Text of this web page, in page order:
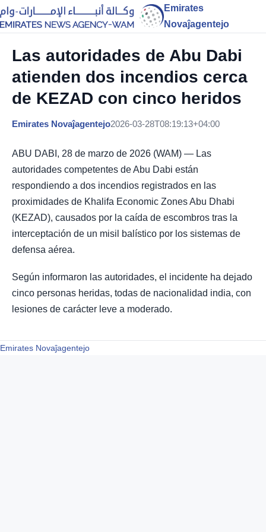
Emirates
Novaĵagentejo
Las autoridades de Abu Dabi
atienden dos incendios cerca
de KEZAD con cinco heridos
Emirates Novaĵagentejo2026-03-28T08:19:13+04:00
ABU DABI, 28 de marzo de 2026 (WAM) — Las
autoridades competentes de Abu Dabi están
respondiendo a dos incendios registrados en las
proximidades de Khalifa Economic Zones Abu Dhabi
(KEZAD), causados por la caída de escombros tras la
interceptación de un misil balístico por los sistemas de
defensa aérea.
Según informaron las autoridades, el incidente ha dejado
cinco personas heridas, todas de nacionalidad india, con
lesiones de carácter leve a moderado.
Emirates Novaĵagentejo